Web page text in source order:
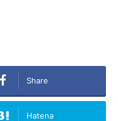
Share
Hatena